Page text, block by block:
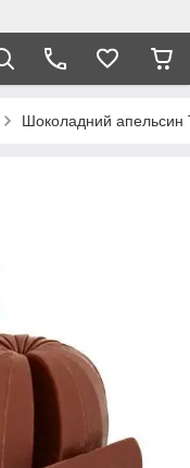
Шоколадний апельсин